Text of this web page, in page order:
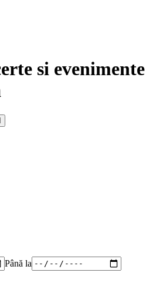
si evenimente
Până la